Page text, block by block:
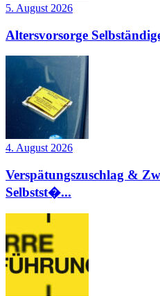
5. August 2026
Altersvorsorge
4. August 2026
Verspätungszuschlag &
Selbstst�...